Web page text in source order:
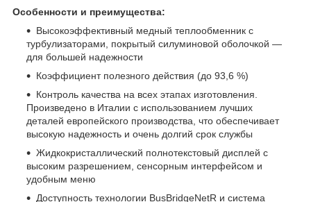
Особенности и преимущества:
Высокоэффективный медный теплообменник с
турбулизаторами, покрытый силуминовой оболочкой —
для большей надежности
Коэффициент полезного действия (до 93,6 %)
Контроль качества на всех этапах изготовления.
Произведено в Италии с использованием лучших
деталей европейского производства, что обеспечивает
высокую надежность и очень долгий срок службы
Жидкокристаллический полнотекстовый дисплей с
высоким разрешением, сенсорным интерфейсом и
удобным меню
Доступность технологии BusBridgeNetR и система